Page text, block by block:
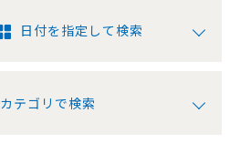
日付を指定して検索
カテゴリで検索